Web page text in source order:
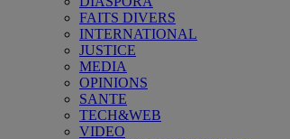
FAITS DIVERS
INTERNATIONAL
JUSTICE
MEDIA
OPINIONS
SANTE
TECH&WEB
VIDEO